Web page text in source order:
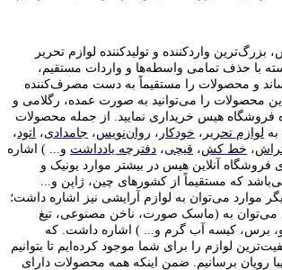
بزرگ‌ترین وارد‌کننده و تولید‌کننده لوازم تحریر
با حذف تمامی واسطه‌ها و واردات مستقیم،
و محصولات را مستقیماً به دست مصرف‌کننده
محصولات را می‌توانید به صورت عمده، رگلامی و
فروشگاه هیس خریداری نمایید. از جمله محصولات
لوازم تحریر ، خودکار ، روان‌نویس، جامدادی، اتود ،
، خط کش، قیچی، دفترچه یادداشت و... ) اشاره
فروشگاه آنلاین هیس در بیشتر موارد یونیک و
که مستقیماً از کشور‌های چین، ژاپن و...
موارد می‌توان به لوازم آرایشی نیز اشاره داشت؛
می‌توان به (ماسک صورت، ناخن مصنوعی، تیغ
برس، کیسه آب گرم و... ) اشاره داشت. که
لوازم را برای شما موجود کرده‌ایم تا بتوانیم
رویان برسانیم. ضمن اینکه همه محصولات دارای